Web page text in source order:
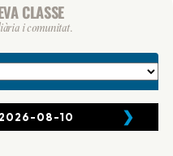
CLASSE
i comunitat.
2026-08-10 ❯